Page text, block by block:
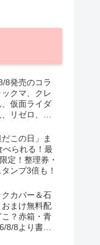
8発売のコラ
クマ、クレ
仮面ライダ
リゼロ、テ
行列、売り
？
この日」ま
べられる！最
定！整理券・
ンプ3倍も！
カバー＆石
まけ無料配
？赤箱・青
8/8より書店